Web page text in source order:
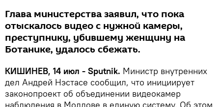
Глава министерства заявил, что пока
отыскалось видео с нужной камеры,
преступнику, убившему женщину на
Ботанике, удалось сбежать.
КИШИНЕВ, 14 июл - Sputnik. Министр внутренних
дел Андрей Нэстасе сообщил, что инициирует
законопроект об объединении видеокамер
наблюдения в Молдове в единую систему. Об этом